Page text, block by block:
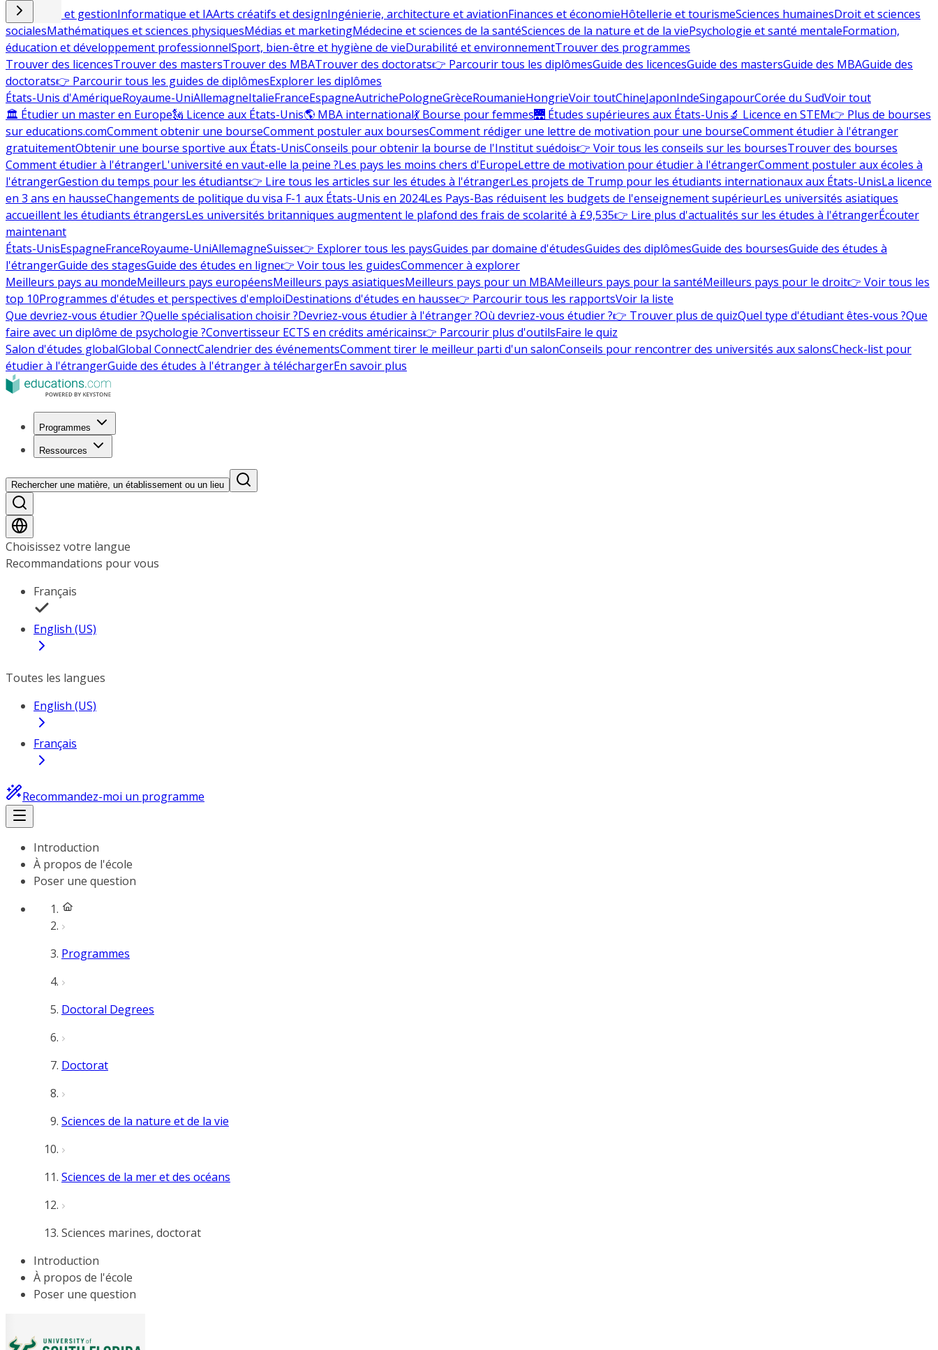
Commerce et gestionInformatique et IAArts créatifs et designIngénierie, architecture et aviationFinances et économieHôtellerie et tourismeSciences humainesDroit et sciences
socialesMathématiques et sciences physiquesMédias et marketingMédecine et sciences de la santéSciences de la nature et de la viePsychologie et santé mentaleFormation,
éducation et développement professionnelSport, bien-être et hygiène de vieDurabilité et environnementTrouver des programmes
Trouver des licencesTrouver des mastersTrouver des MBATrouver des doctorats👉 Parcourir tous les diplômesGuide des licencesGuide des mastersGuide des MBAGuide des
doctorats👉 Parcourir tous les guides de diplômesExplorer les diplômes
États-Unis d'AmériqueRoyaume-UniAllemagneItalieFranceEspagneAutrichePologneGrèceRoumanieHongrieVoir toutChineJaponIndeSingapourCorée du SudVoir tout
🏛 Étudier un master en Europe🗽 Licence aux États-Unis🌎 MBA international💃 Bourse pour femmes🌉 Études supérieures aux États-Unis🔬 Licence en STEM👉 Plus de bourses
sur educations.comComment obtenir une bourseComment postuler aux boursesComment rédiger une lettre de motivation pour une bourseComment étudier à l'étranger
gratuitementObtenir une bourse sportive aux États-UnisConseils pour obtenir la bourse de l'Institut suédois👉 Voir tous les conseils sur les boursesTrouver des bourses
Comment étudier à l'étrangerL'université en vaut-elle la peine ?Les pays les moins chers d'EuropeLettre de motivation pour étudier à l'étrangerComment postuler aux écoles à
l'étrangerGestion du temps pour les étudiants👉 Lire tous les articles sur les études à l'étrangerLes projets de Trump pour les étudiants internationaux aux États-UnisLa licence
en 3 ans en hausseChangements de politique du visa F-1 aux États-Unis en 2024Les Pays-Bas réduisent les budgets de l'enseignement supérieurLes universités asiatiques
accueillent les étudiants étrangersLes universités britanniques augmentent le plafond des frais de scolarité à £9,535👉 Lire plus d'actualités sur les études à l'étrangerÉcouter
maintenant
États-UnisEspagneFranceRoyaume-UniAllemagneSuisse👉 Explorer tous les paysGuides par domaine d'étudesGuides des diplômesGuide des boursesGuide des études à
l'étrangerGuide des stagesGuide des études en ligne👉 Voir tous les guidesCommencer à explorer
Meilleurs pays au mondeMeilleurs pays européensMeilleurs pays asiatiquesMeilleurs pays pour un MBAMeilleurs pays pour la santéMeilleurs pays pour le droit👉 Voir tous les
top 10Programmes d'études et perspectives d'emploiDestinations d'études en hausse👉 Parcourir tous les rapportsVoir la liste
Que devriez-vous étudier ?Quelle spécialisation choisir ?Devriez-vous étudier à l'étranger ?Où devriez-vous étudier ?👉 Trouver plus de quizQuel type d'étudiant êtes-vous ?Que
faire avec un diplôme de psychologie ?Convertisseur ECTS en crédits américains👉 Parcourir plus d'outilsFaire le quiz
Salon d'études globalGlobal ConnectCalendrier des événementsComment tirer le meilleur parti d'un salonConseils pour rencontrer des universités aux salonsCheck-list pour
étudier à l'étrangerGuide des études à l'étranger à téléchargerEn savoir plus
Programmes
Ressources
Rechercher une matière, un établissement ou un lieu
Choisissez votre langue
Recommandations pour vous
Français
English (US)
Toutes les langues
English (US)
Français
Recommandez-moi un programme
Introduction
À propos de l'école
Poser une question
Programmes
Doctoral Degrees
Doctorat
Sciences de la nature et de la vie
Sciences de la mer et des océans
Sciences marines, doctorat
Introduction
À propos de l'école
Poser une question